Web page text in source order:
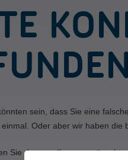
sein, dass Sie eine
Oder aber wir haben
Sie den von Ihnen